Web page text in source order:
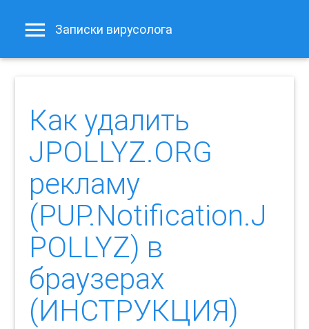
Записки вирусолога
Как удалить
JPOLLYZ.ORG
рекламу
(PUP.Notification.J
POLLYZ) в
браузерах
(ИНСТРУКЦИЯ)